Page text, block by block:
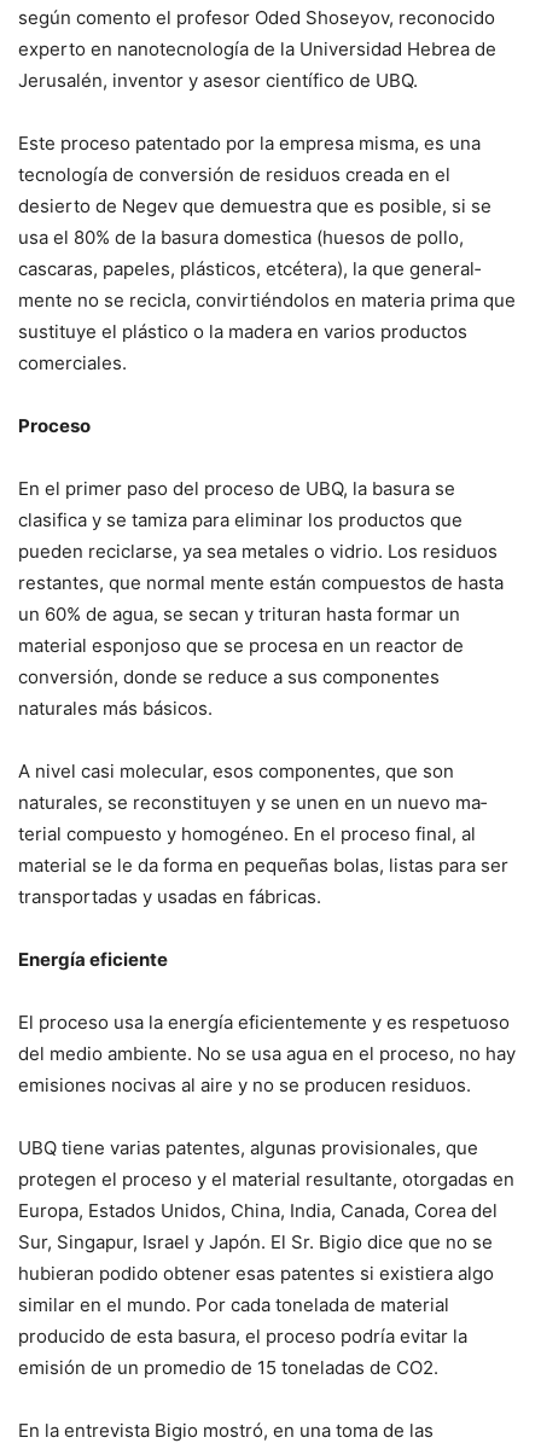
según comento el profesor Oded Shoseyov, reconocido
experto en na­notecnología de la Univer­sidad Hebrea de
Jerusalén, inventor y asesor científico de UBQ.
Este proceso patentado por la empresa misma, es una
tecnología de conver­sión de residuos creada en el
desierto de Negev que de­muestra que es posible, si se
usa el 80% de la basura do­mestica (huesos de pollo,
cascaras, papeles, plásticos, etcétera), la que general­
mente no se recicla, convir­tiéndolos en materia prima que
sustituye el plástico o la madera en varios productos
comerciales.
Proceso
En el primer paso del pro­ceso de UBQ, la basura se
clasifica y se tamiza para eliminar los productos que
pueden reciclarse, ya sea metales o vidrio. Los resi­duos
restantes, que normal­ mente están compuestos de hasta
un 60% de agua, se secan y trituran hasta for­mar un
material esponjoso que se procesa en un reac­tor de
conversión, donde se reduce a sus componentes
naturales más básicos.
A nivel casi molecular, esos componentes, que son
naturales, se reconstituyen y se unen en un nuevo ma­
terial compuesto y homogé­neo. En el proceso final, al
material se le da forma en pequeñas bolas, listas para ser
transportadas y usadas en fábricas.
Energía eficiente
El proceso usa la energía eficientemente y es respe­tuoso
del medio ambiente. No se usa agua en el proce­so, no hay
emisiones noci­vas al aire y no se producen residuos.
UBQ tiene varias patentes, algunas provisionales, que
protegen el proceso y el ma­terial resultante, otorgadas en
Europa, Estados Unidos, Chi­na, India, Canada, Corea del
Sur, Singapur, Israel y Japón. El Sr. Bigio dice que no se
hu­bieran podido obtener esas patentes si existiera algo
simi­lar en el mundo. Por cada to­nelada de material
produci­do de esta basura, el proceso podría evitar la
emisión de un promedio de 15 toneladas de CO2.
En la entrevista Bigio mostró, en una toma de las